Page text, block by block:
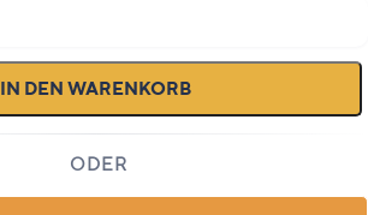
IN DEN WARENKORB